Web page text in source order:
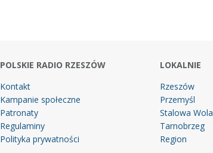
POLSKIE RADIO RZESZÓW
Kontakt
Kampanie społeczne
Patronaty
Regulaminy
Polityka prywatności
LOKALNIE
Rzeszów
Przemyśl
Stalowa Wola
Tarnobrzeg
Region